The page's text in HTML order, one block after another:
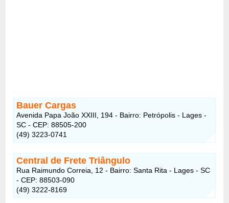
Bauer Cargas
Avenida Papa João XXIII, 194 - Bairro: Petrópolis - Lages -
SC - CEP: 88505-200
(49) 3223-0741
Central de Frete Triângulo
Rua Raimundo Correia, 12 - Bairro: Santa Rita - Lages - SC
- CEP: 88503-090
(49) 3222-8169